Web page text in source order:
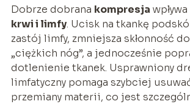
Dobrze dobrana kompresja wpływa
krwi i limfy. Ucisk na tkankę
zastój limfy, zmniejsza skłonność
„ciężkich nóg”, a jednocześnie
dotlenienie tkanek. Usprawniony
limfatyczny pomaga szybciej
przemiany materii, co jest